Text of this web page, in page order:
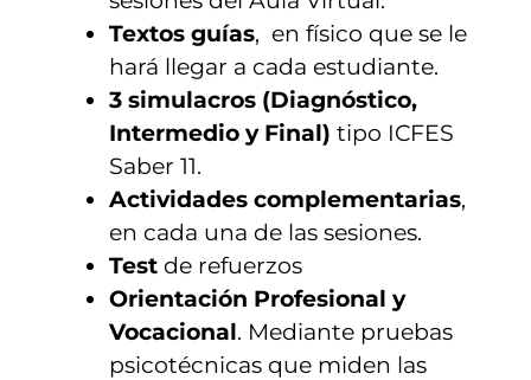
Textos guías, en físico que se le
hará llegar a cada estudiante.
3 simulacros (Diagnóstico,
Intermedio y Final) tipo ICFES
Saber 11.
Actividades complementarias,
en cada una de las sesiones.
Test de refuerzos
Orientación Profesional y
Vocacional. Mediante pruebas
psicotécnicas que miden las